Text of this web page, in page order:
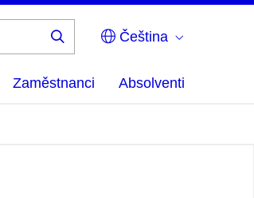
Čeština
Zaměstnanci Absolventi